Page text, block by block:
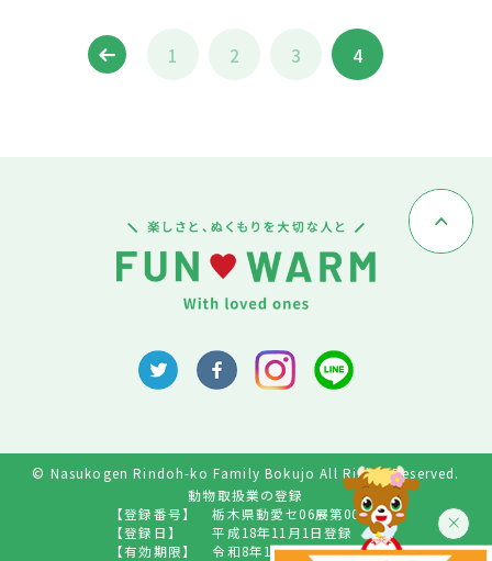
1 2 3 4
© Nasukogen Rindoh-ko Family Bokujo All Rights Reserved.
動物取扱業の登録
【登録番号】
栃木県動愛セ06展第009号
【登録日】
平成18年11月1日登録
【有効期限】
令和8年10月31日